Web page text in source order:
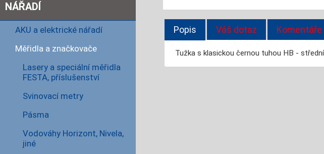
Popis Váš dotaz Komentáře
Tužka s klasickou černou tuhou HB -
NÁŘADÍ
AKU a elektrické nářadí
Měřidla a značkovače
Lasery a speciální měřidla
FESTA, příslušenství
Svinovací metry
Pásma
Vodováhy Horizont, Nivela,
jiné